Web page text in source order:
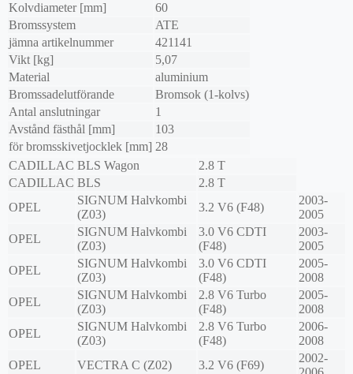
Kolvdiameter [mm]
60
Bromssystem
ATE
jämna artikelnummer
421141
Vikt [kg]
5,07
Material
aluminium
Bromssadelutförande
Bromsok (1-kolvs)
Antal anslutningar
1
Avstånd fästhål [mm]
103
för bromsskivetjocklek [mm] 28
CADILLAC BLS Wagon
2.8 T
CADILLAC BLS
2.8 T
OPEL
SIGNUM Halvkombi
(Z03)
3.2 V6 (F48)
2003-
2005
OPEL
SIGNUM Halvkombi
(Z03)
3.0 V6 CDTI
(F48)
2003-
2005
OPEL
SIGNUM Halvkombi
(Z03)
3.0 V6 CDTI
(F48)
2005-
2008
OPEL
SIGNUM Halvkombi
(Z03)
2.8 V6 Turbo
(F48)
2005-
2008
OPEL
SIGNUM Halvkombi
(Z03)
2.8 V6 Turbo
(F48)
2006-
2008
OPEL
VECTRA C (Z02) 3.2 V6 (F69)
2002-